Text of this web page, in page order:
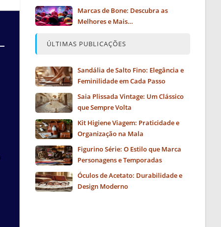
Marcas de Bone: Descubra as
Melhores e Mais…
ÚLTIMAS PUBLICAÇÕES
Sandália de Salto Fino: Elegância e
Feminilidade em Cada Passo
Saia Plissada Vintage: Um Clássico
que Sempre Volta
Kit Higiene Viagem: Praticidade e
Organização na Mala
Figurino Série: O Estilo que Marca
Personagens e Temporadas
Óculos de Acetato: Durabilidade e
Design Moderno